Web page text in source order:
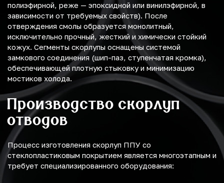
полиэфирной, реже — эпоксидной или винилэфирной, в
зависимости от требуемых свойств). После
отверждения смолы образуется монолитный,
исключительно прочный, жесткий и химически стойкий
кожух. Сегменты скорлупы оснащены системой
замкового соединения (шип-паз, ступенчатая кромка),
обеспечивающей плотную стыковку и минимизацию
мостиков холода.
Производство скорлуп
отводов
Процесс изготовления скорлуп ППУ со
стеклопластиковым покрытием является многоэтапным и
требует специализированного оборудования: